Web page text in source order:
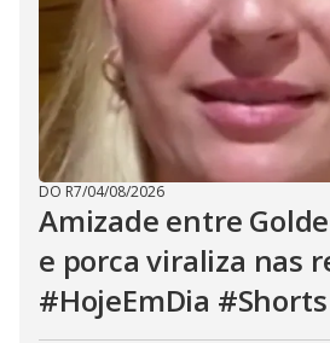
DO R7/04/08/2026
Amizade entre
e porca viraliza nas
#HojeEmDia #Shorts